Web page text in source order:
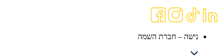
נישה – חברת השמה